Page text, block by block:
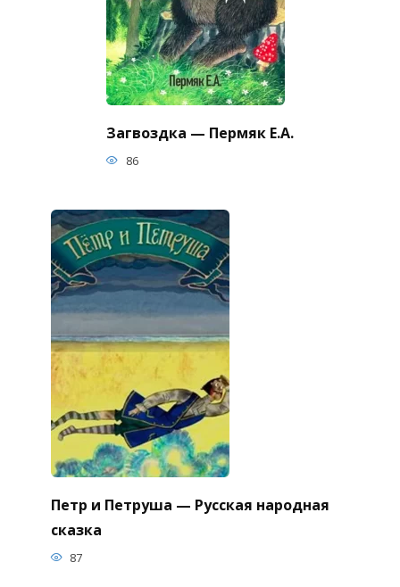
Загвоздка — Пермяк Е.А.
86
Петр и Петруша — Русская народная
сказка
87